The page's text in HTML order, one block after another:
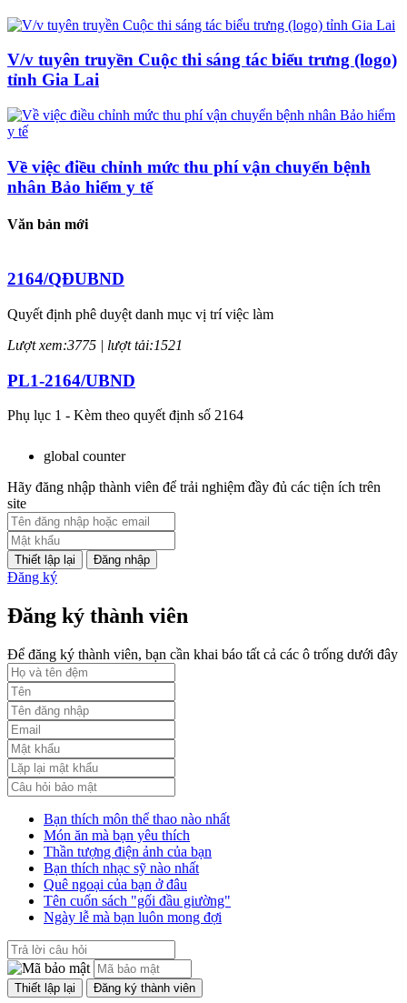
V/v tuyên truyền Cuộc thi sáng tác biểu trưng (logo)
tỉnh Gia Lai
Về việc điều chỉnh mức thu phí vận chuyển bệnh
nhân Bảo hiểm y tế
Văn bản mới
2164/QĐUBND
Quyết định phê duyệt danh mục vị trí việc làm
Lượt xem:3775 | lượt tải:1521
PL1-2164/UBND
Phụ lục 1 - Kèm theo quyết định số 2164
PL2-2164/UBND
Phụ lục 2 - Kèm theo quyết định số 2164
Lượt xem:2000 | lượt tải:1060
PL3-2164/UBND
Phụ lục 3 - Kèm theo quyết định số 2164
Lượt xem:2012 | lượt tải:1159
52/2019/QH14
Luật sửa đổi, bổ sung một số điều của luật cán bộ, công chức. luật
công chức
Lượt xem:1787 | lượt tải:547
global counter
Hãy đăng nhập thành viên để trải nghiệm đầy đủ các tiện ích trên
site
Đăng nhập
Đăng ký
Đăng ký thành viên
Để đăng ký thành viên, bạn cần khai báo tất cả các ô trống dưới đây
Bạn thích môn thể thao nào nhất
Món ăn mà bạn yêu thích
Thần tượng điện ảnh của bạn
Bạn thích nhạc sỹ nào nhất
Quê ngoại của bạn ở đâu
Tên cuốn sách "gối đầu giường"
Ngày lễ mà bạn luôn mong đợi